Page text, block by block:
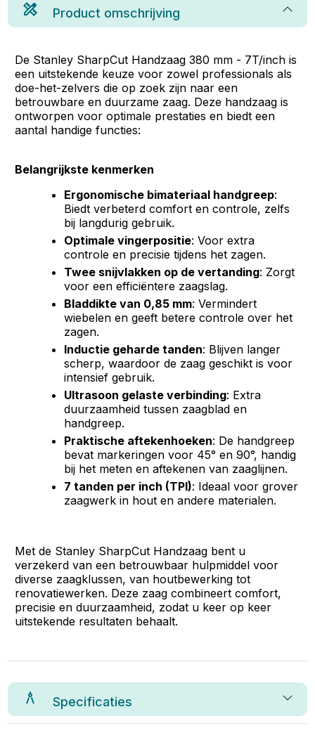
Product omschrijving
De Stanley SharpCut Handzaag 380 mm - 7T/inch is
een uitstekende keuze voor zowel professionals als
doe-het-zelvers die op zoek zijn naar een
betrouwbare en duurzame zaag. Deze handzaag is
ontworpen voor optimale prestaties en biedt een
aantal handige functies:
Belangrijkste kenmerken
Ergonomische bimateriaal handgreep:
Biedt verbeterd comfort en controle, zelfs
bij langdurig gebruik.
Optimale vingerpositie: Voor extra
controle en precisie tijdens het zagen.
Twee snijvlakken op de vertanding: Zorgt
voor een efficiëntere zaagslag.
Bladdikte van 0,85 mm: Vermindert
wiebelen en geeft betere controle over het
zagen.
Inductie geharde tanden: Blijven langer
scherp, waardoor de zaag geschikt is voor
intensief gebruik.
Ultrasoon gelaste verbinding: Extra
duurzaamheid tussen zaagblad en
handgreep.
Praktische aftekenhoeken: De handgreep
bevat markeringen voor 45° en 90°, handig
bij het meten en aftekenen van zaaglijnen.
7 tanden per inch (TPI): Ideaal voor grover
zaagwerk in hout en andere materialen.
Met de Stanley SharpCut Handzaag bent u
verzekerd van een betrouwbaar hulpmiddel voor
diverse zaagklussen, van houtbewerking tot
renovatiewerken. Deze zaag combineert comfort,
precisie en duurzaamheid, zodat u keer op keer
uitstekende resultaten behaalt.
Specificaties